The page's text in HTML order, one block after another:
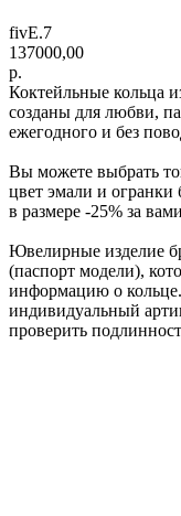
fivE.7
137000,00
р.
Коктейльные кольца
созданы для любви,
ежегодного и без
Вы можете выбрать
цвет эмали и огранки
в размере -25% за
Ювелирные изделие
(паспорт модели),
информацию о
индивидуальный
проверить